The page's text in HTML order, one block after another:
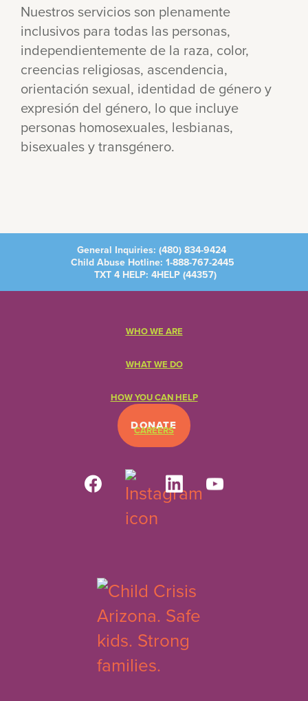
Nuestros servicios son plenamente
inclusivos para todas las personas,
independientemente de la raza, color,
creencias religiosas, ascendencia,
orientación sexual, identidad de género y
expresión del género, lo que incluye
personas homosexuales, lesbianas,
bisexuales y transgénero.
General Inquiries: (480) 834-9424
Child Abuse Hotline: 1-888-767-2445
TXT 4 HELP: 4HELP (44357)
DONATE
WHO WE ARE
WHAT WE DO
HOW YOU CAN HELP
CAREERS